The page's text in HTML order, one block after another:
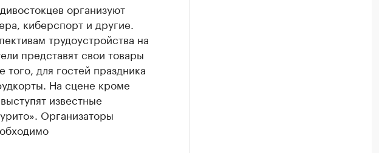
организуют
киберспорт и другие.
трудоустройства на
представят свои товары
для гостей праздника
На сцене кроме
известные
Организаторы